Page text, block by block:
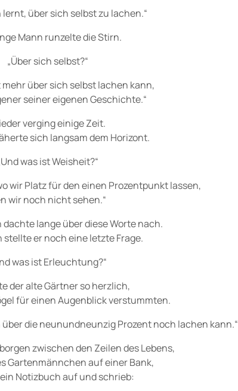
lernt, über sich selbst zu lachen.“
Mann runzelte die Stirn.
„Über sich selbst?“
mehr über sich selbst lachen kann,
seiner eigenen Geschichte.“
verging einige Zeit.
sich langsam dem Horizont.
was ist Weisheit?“
wir Platz für den einen Prozentpunkt lassen,
wir noch nicht sehen.“
dachte lange über diese Worte nach.
er noch eine letzte Frage.
was ist Erleuchtung?“
der alte Gärtner so herzlich,
für einen Augenblick verstummten.
die neunundneunzig Prozent noch lachen kann.“
zwischen den Zeilen des Lebens,
Gartenmännchen auf einer Bank,
Notizbuch auf und schrieb: